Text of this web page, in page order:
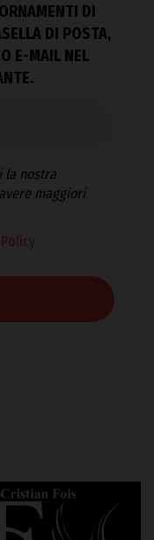
DI
DI POSTA,
E-MAIL NEL
la nostra
maggiori